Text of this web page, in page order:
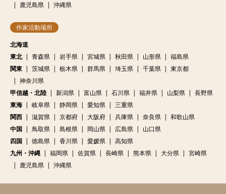
鹿児島県
沖縄県
作家活動場所
北海道
東北
青森県 岩手県 宮城県 秋田県 山形県
福島県
関東
茨城県 栃木県 群馬県 埼玉県 千葉県
東京都
神奈川県
甲信越・北陸
新潟県 富山県 石川県 福井県 山梨県
長野県
東海
岐阜県 静岡県 愛知県
三重県
関西
滋賀県 京都府 大阪府 兵庫県 奈良県
和歌山県
中国
鳥取県 島根県 岡山県 広島県
山口県
四国
徳島県 香川県 愛媛県
高知県
九州・沖縄
福岡県 佐賀県 長崎県 熊本県 大分県
宮崎県
鹿児島県
沖縄県